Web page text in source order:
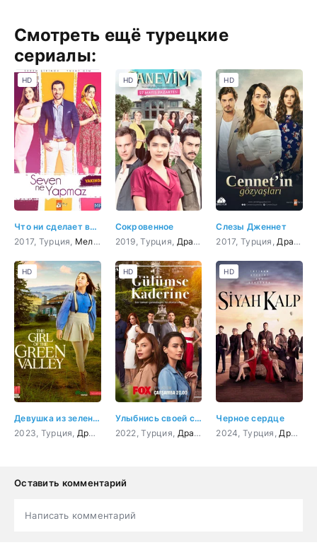
Смотреть ещё турецкие
сериалы:
Что ни сделает влюбленный
2017, Турция, Мелодрама ,Комедия
HD
Сокровенное
2019, Турция, Драма
HD
Слезы Дженнет
2017, Турция, Драма
HD
Девушка из зеленой долины 38 серия
2023, Турция, Драма
HD
Улыбнись своей судьбе 1 серия
2022, Турция, Драма
HD
Черное сердце
2024, Турция, Драма
HD
Оставить комментарий
Написать комментарий